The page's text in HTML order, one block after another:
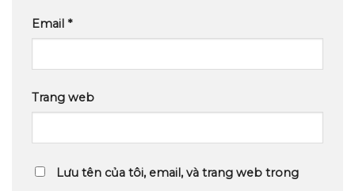
Email *
Trang web
Lưu tên của tôi, email, và trang web trong